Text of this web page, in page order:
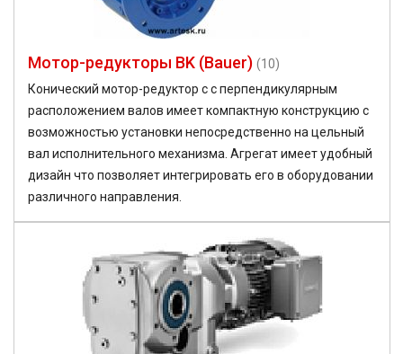
Мотор-редукторы BK (Bauer) (10)
Конический мотор-редуктор с с перпендикулярным
расположением валов имеет компактную конструкцию с
возможностью установки непосредственно на цельный
вал исполнительного механизма. Агрегат имеет удобный
дизайн что позволяет интегрировать его в оборудовании
различного направления.